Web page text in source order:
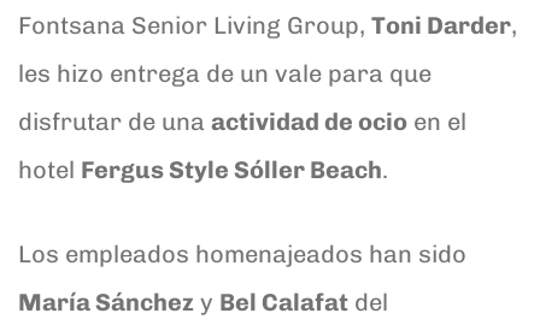
Fontsana Senior Living Group, Toni Darder,
les hizo entrega de un vale para que
disfrutar de una actividad de ocio en el
hotel Fergus Style Sóller Beach.
Los empleados homenajeados han sido
María Sánchez y Bel Calafat del